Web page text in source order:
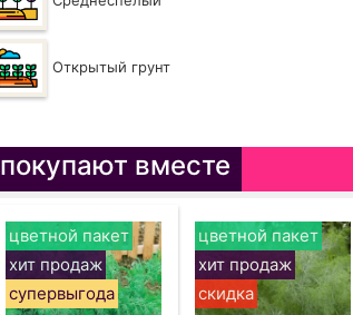
Открытый грунт
покупают вместе
цветной пакет
хит продаж
супервыгода
цветной пакет
хит продаж
скидка